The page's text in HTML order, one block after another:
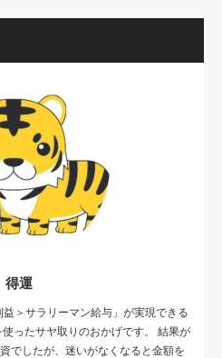
得運
＞サラリーマン給与」が実現できる
ったサヤ取りのおかげです。 結果が
でしたが、迷いがなくなると金額を